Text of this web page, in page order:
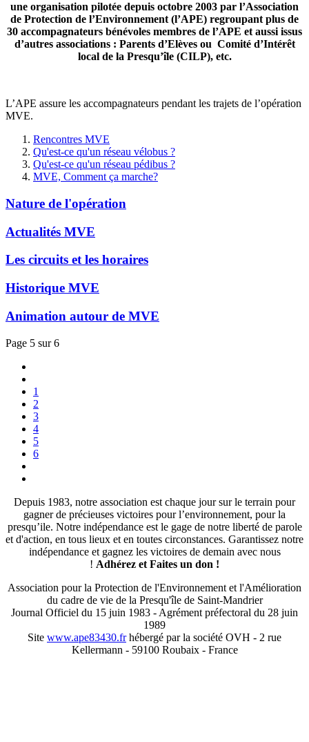
une organisation pilotée depuis octobre 2003 par l’Association
de Protection de l’Environnement (l’APE) regroupant plus de
30 accompagnateurs bénévoles membres de l’APE et aussi issus
d’autres associations : Parents d’Elèves ou Comité d’Intérêt
local de la Presqu’île (CILP), etc.
L’APE assure les accompagnateurs pendant les trajets de l’opération
MVE.
Rencontres MVE
Qu'est-ce qu'un réseau vélobus ?
Qu'est-ce qu'un réseau pédibus ?
MVE, Comment ça marche?
Nature de l'opération
Actualités MVE
Les circuits et les horaires
Historique MVE
Animation autour de MVE
Page 5 sur 6
1
2
3
4
5
6
Depuis 1983, notre association est chaque jour sur le terrain pour
gagner de précieuses victoires pour l’environnement, pour la
presqu’ile. Notre indépendance est le gage de notre liberté de parole
et d'action, en tous lieux et en toutes circonstances. Garantissez notre
indépendance et gagnez les victoires de demain avec nous
! Adhérez et Faites un don !
Association pour la Protection de l'Environnement et l'Amélioration
du cadre de vie de la Presqu'île de Saint-Mandrier
Journal Officiel du 15 juin 1983 - Agrément préfectoral du 28 juin
1989
Site www.ape83430.frhébergé par la société OVH - 2 rue
Kellermann - 59100 Roubaix - France